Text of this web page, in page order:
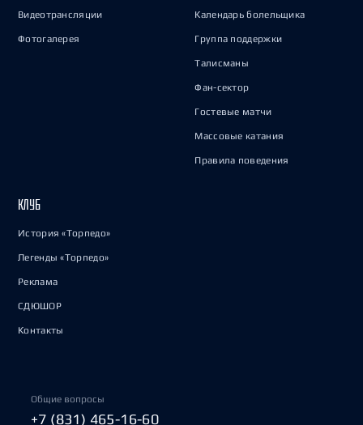
Видеотрансляции
Фотогалерея
Календарь болельщика
Группа поддержки
Талисманы
Фан-сектор
Гостевые матчи
Массовые катания
Правила поведения
КЛУБ
История «Торпедо»
Легенды «Торпедо»
Реклама
СДЮШОР
Контакты
Общие вопросы
+7 (831) 465-16-60